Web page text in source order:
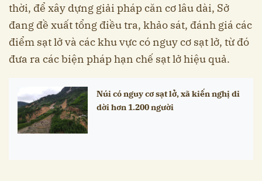
thời, để xây dựng giải pháp căn cơ lâu dài, Sở
đang đề xuất tổng điều tra, khảo sát, đánh giá các
điểm sạt lở và các khu vực có nguy cơ sạt lở, từ đó
đưa ra các biện pháp hạn chế sạt lở hiệu quả.
Núi có nguy cơ sạt lở, xã kiến nghị di
dời hơn 1.200 người